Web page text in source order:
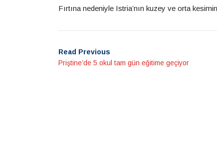
Fırtına nedeniyle Istria’nın kuzey ve orta
Read Previous
Priştine’de 5 okul tam gün eğitime geçiyor